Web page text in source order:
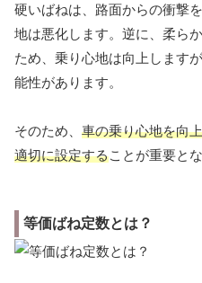
硬いばねは、路面からの衝撃
地は悪化します。逆に、柔ら
ため、乗り心地は向上します
能性があります。
そのため、 車の乗り心地を向
適切に設定することが重要と
等価ばね定数とは？